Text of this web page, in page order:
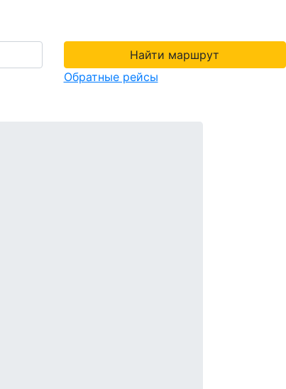
Найти маршрут
Обратные рейсы